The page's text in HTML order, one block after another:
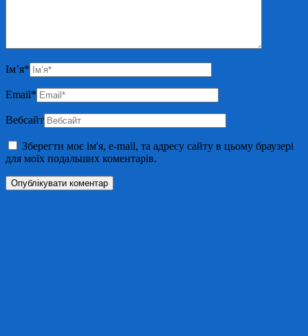
Ім’я*
Email*
Вебсайт
Зберегти моє ім'я, e-mail, та адресу сайту в цьому браузері
для моїх подальших коментарів.